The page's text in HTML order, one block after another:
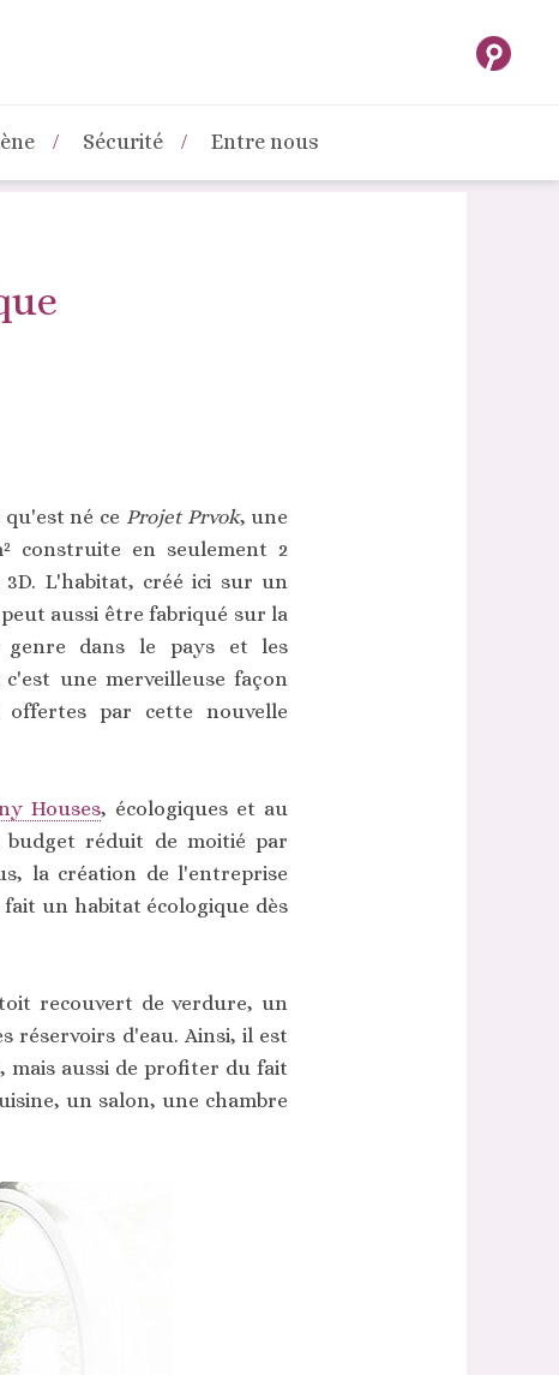
Sécurité Entre nous
né ce Projet Prvok, une
construite en seulement 2
L'habitat, créé ici sur un
aussi être fabriqué sur la
dans le pays et les
une merveilleuse façon
offertes par cette nouvelle
Houses, écologiques et au
réduit de moitié par
la création de l'entreprise
fait un habitat écologique dès
recouvert de verdure, un
réservoirs d'eau. Ainsi, il est
mais aussi de profiter du fait
un salon, une chambre